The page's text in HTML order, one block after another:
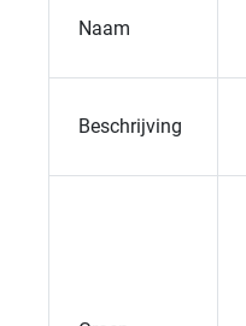
Naam
Beschrijving